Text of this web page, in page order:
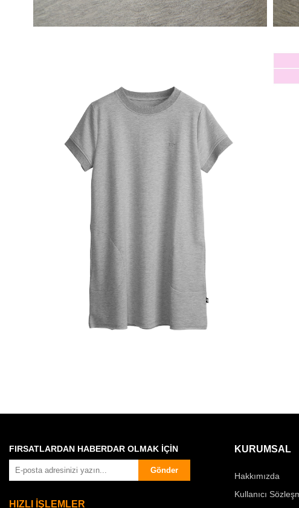
FIRSATLARDAN HABERDAR OLMAK İÇİN
Gönder
HIZLI İŞLEMLER
KURUMSAL
Hakkımızda
Kullanıcı